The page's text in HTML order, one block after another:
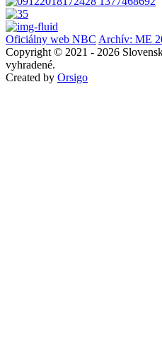
Oficiálny web NBC Archív: ME
Copyright © 2021 - 2026
vyhradené.
Created by Orsigo